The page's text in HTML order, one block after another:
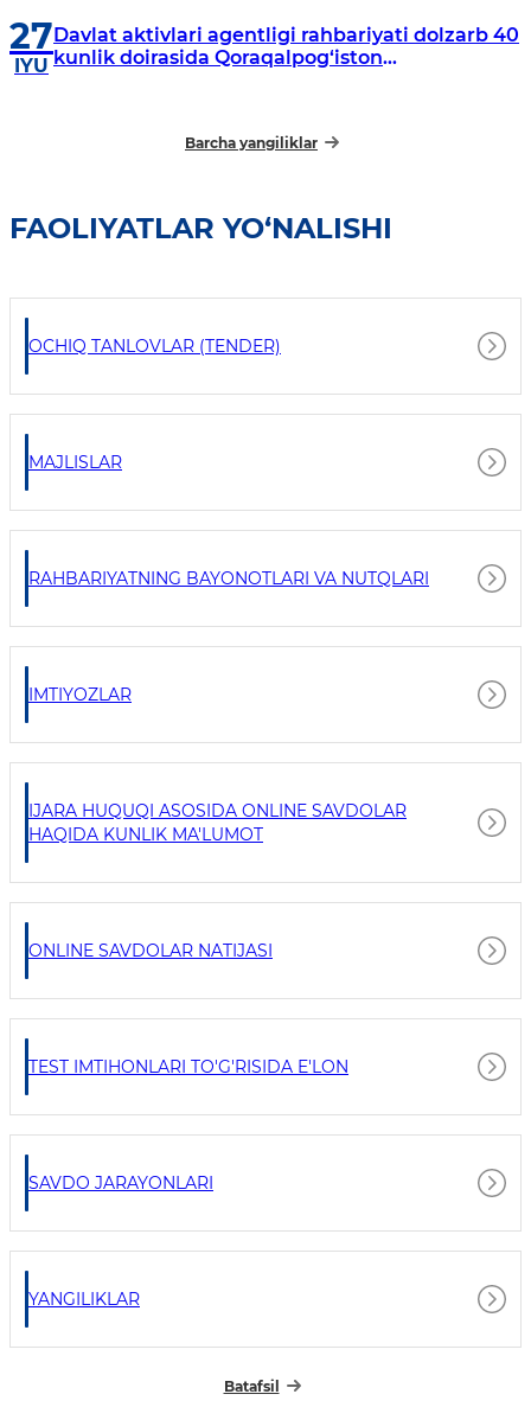
27
IYU
Davlat aktivlari agentligi rahbariyati dolzarb 40
kunlik doirasida Qoraqalpog‘iston
Barcha yangiliklar
FAOLIYATLAR YO‘NALISHI
OCHIQ TANLOVLAR (TENDER)
MAJLISLAR
RAHBARIYATNING BAYONOTLARI VA NUTQLARI
IMTIYOZLAR
IJARA HUQUQI ASOSIDA ONLINE SAVDOLAR
HAQIDA KUNLIK MA'LUMOT
ONLINE SAVDOLAR NATIJASI
TEST IMTIHONLARI TO'G'RISIDA E'LON
SAVDO JARAYONLARI
YANGILIKLAR
Batafsil